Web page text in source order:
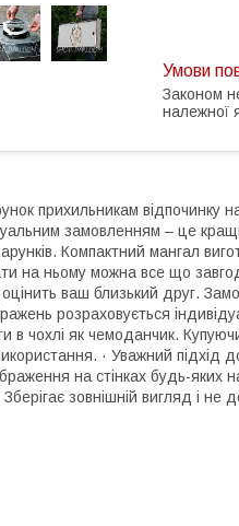
Законом
належної
прихильникам відпочинку
замовленням – це
Компактний мангал
на ньому можна все що
оцінить ваш близький друг.
розраховується
в чохлі як чемоданчик.
· Уважний підхід
на стінках будь-яких
Зберігає зовнішній вигляд і